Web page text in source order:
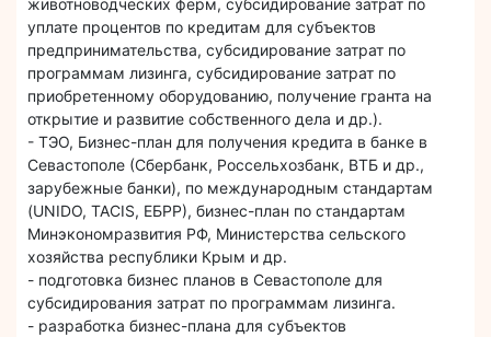
уплате процентов по кредитам для субъектов
предпринимательства, субсидирование затрат по
программам лизинга, субсидирование затрат по
приобретенному оборудованию, получение гранта на
открытие и развитие собственного дела и др.).
- ТЭО, Бизнес-план для получения кредита в банке в
Севастополе (Сбербанк, Россельхозбанк, ВТБ и др.,
зарубежные банки), по международным стандартам
(UNIDO, TACIS, ЕБРР), бизнес-план по стандартам
Минэкономразвития РФ, Министерства сельского
хозяйства республики Крым и др.
- подготовка бизнес планов в Севастополе для
субсидирования затрат по программам лизинга.
- разработка бизнес-плана для субъектов